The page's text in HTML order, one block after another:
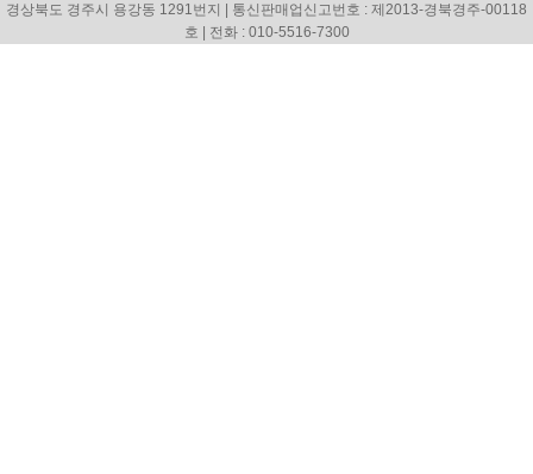
경상북도 경주시 용강동 1291번지 | 통신판매업신고번호 : 제2013-경북경주-00118
호 | 전화 : 010-5516-7300